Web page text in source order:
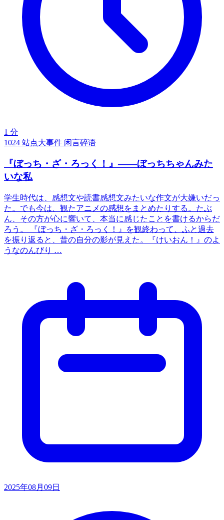
1 分
1024 站点大事件 闲言碎语
『ぼっち・ざ・ろっく！』——ぼっちちゃんみた
いな私
学生時代は、感想文や読書感想文みたいな作文が大嫌いだっ
た。でも今は、観たアニメの感想をまとめたりする。たぶ
ん、その方が心に響いて、本当に感じたことを書けるからだ
ろう。 『ぼっち・ざ・ろっく！』を観終わって、ふと過去
を振り返ると、昔の自分の影が見えた。『けいおん！』のよ
うなのんびり …
2025年08月09日